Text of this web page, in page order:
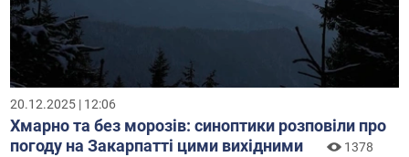
20.12.2025 | 12:06
Хмарно та без морозів: синоптики розповіли про
погоду на Закарпатті цими вихідними
1378